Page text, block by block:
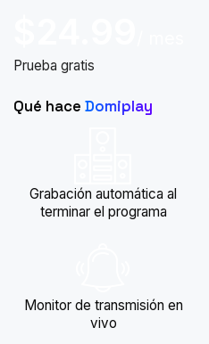
Prueba gratis
Qué hace Domiplay
Grabación automática al
terminar el programa
Monitor de transmisión en
vivo